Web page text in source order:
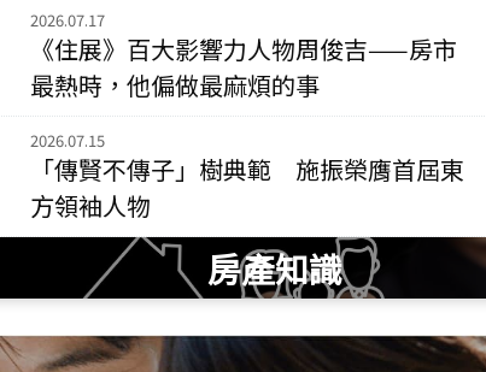
115年07月 成交
小西華
115 年 07 月 成交
台北市中山區長春路
總價
115年07月 成交
十泉十美
台北市北投區光明路
總價
1,020萬
2026.07.17
《住展》百大影響力人物周俊吉——房市
最熱時，他偏做最麻煩的事
2026.07.15
「傳賢不傳子」樹典範 施振榮膺首屆東
方領袖人物
房產知識